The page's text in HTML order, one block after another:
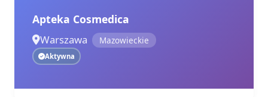
Apteka Cosmedica
Warszawa Mazowieckie
Aktywna